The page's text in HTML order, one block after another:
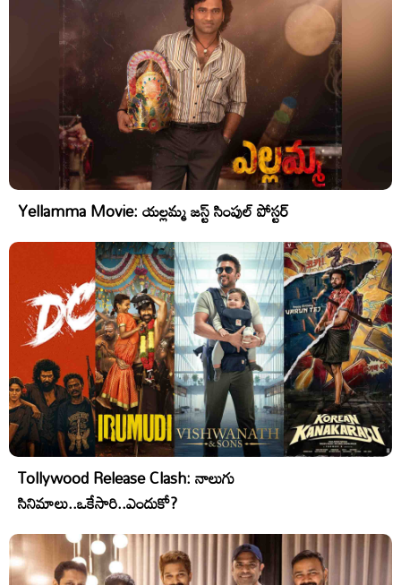
Yellamma Movie: యల్లమ్మ జస్ట్ సింపుల్ పోస్టర్
Tollywood Release Clash: నాలుగు
సినిమాలు..ఒకేసారి..ఎందుకో?